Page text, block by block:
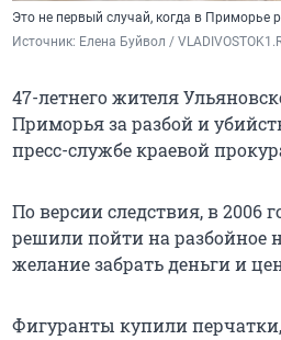
Это не первый случай, когда в Приморье
Источник: Елена Буйвол /
47-летнего жителя
Приморья за разбой и
пресс-службе краевой
По версии следствия, в 2006
решили пойти на разбойное
желание забрать деньги и
Фигуранты купили